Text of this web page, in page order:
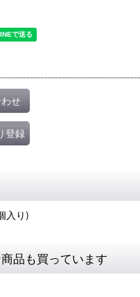
せ
登録
入り)
品も買っています